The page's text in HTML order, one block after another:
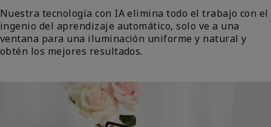
Nuestra tecnología con IA elimina todo el trabajo con el
ingenio del aprendizaje automático, solo ve a una
ventana para una iluminación uniforme y natural y
obtén los mejores resultados.